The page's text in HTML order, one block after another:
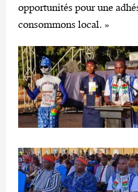
opportunités pour une
consommons local. »